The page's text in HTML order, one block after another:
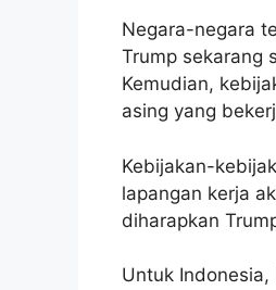
Negara-negara
Trump sekarang
Kemudian,
asing yang
Kebijakan-
lapangan kerja
diharapkan
Untuk